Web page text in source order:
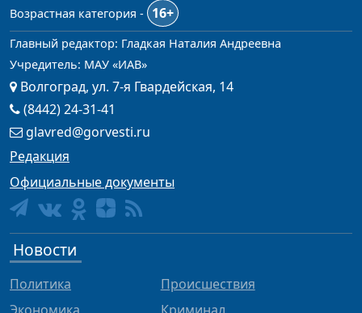
Возрастная категория -
16+
Главный редактор: Гладкая Наталия Андреевна
Учредитель: МАУ «ИАВ»
Волгоград, ул. 7-я Гвардейская, 14
(8442) 24-31-41
glavred@gorvesti.ru
Редакция
Официальные документы
Новости
Политика
Происшествия